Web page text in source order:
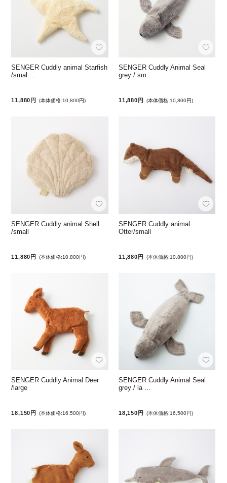
SENGER Cuddly animal Starfish
/smal …
11,880円 (本体価格:10,800円)
SENGER Cuddly Animal Seal
grey / sm …
11,880円 (本体価格:10,800円)
SENGER Cuddly animal Shell
/small
11,880円 (本体価格:10,800円)
SENGER Cuddly animal
Otter/small
11,880円 (本体価格:10,800円)
SENGER Cuddly Animal Deer
/large
18,150円 (本体価格:16,500円)
SENGER Cuddly Animal Seal
grey / la …
18,150円 (本体価格:16,500円)